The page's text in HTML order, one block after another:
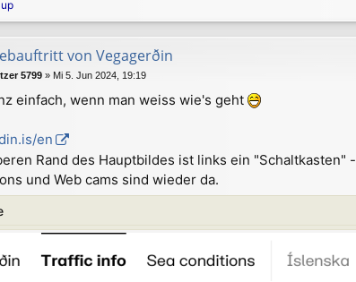
von Vegagerðin
5799» Mi 5. Jun 2024, 19:19
einfach, wenn man weiss wie's geht
en
Rand des Hauptbildes ist links ein
und Web cams sind wieder da.